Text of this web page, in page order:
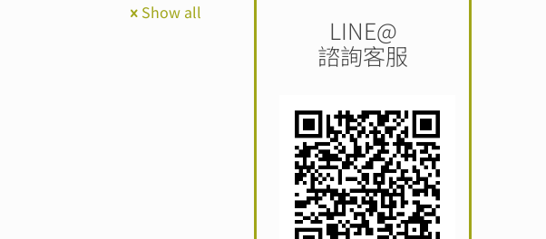
Show all
LINE@
諮詢客服